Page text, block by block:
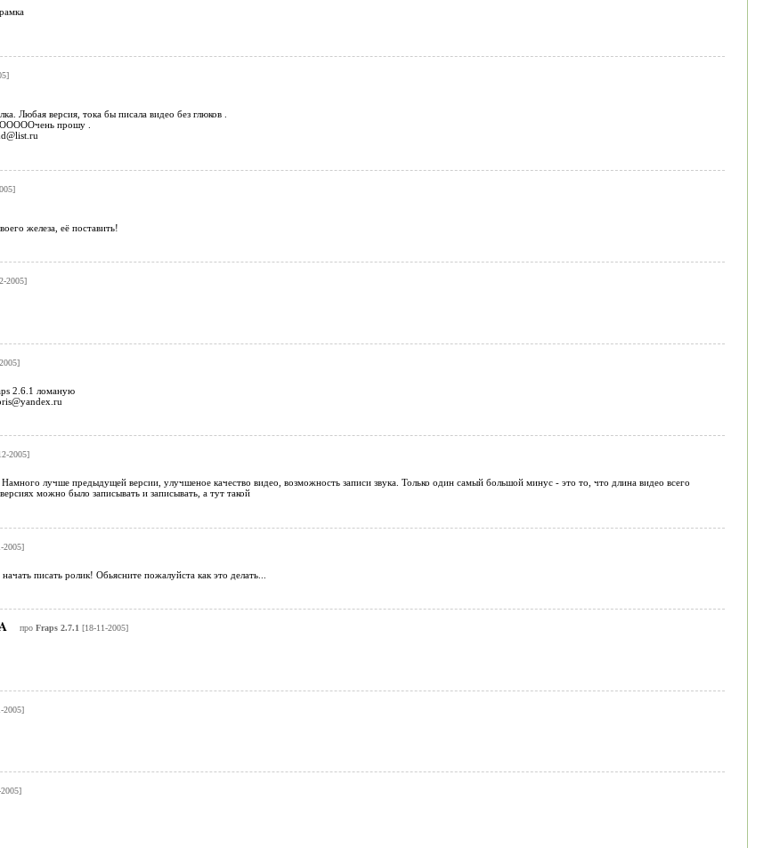
Любая версия, тока бы писала видео без глюков .
прошу .
железа, её поставить!
2005]
2.6.1 ломаную
2005]
лучше предыдущей версии, улучшеное качество видео, возможность записи звука. Только один самый большой минус - это то, что длина видео всего
можно было записывать и записывать, а тут такой
2005]
писать ролик! Обьясните пожалуйста как это делать...
про Fraps 2.7.1 [18-11-2005]
2005]